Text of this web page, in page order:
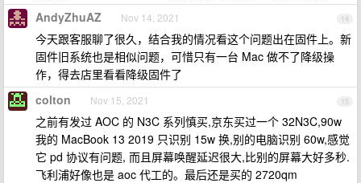
14
AndyZhuAZ Nov 14, 2021
今天跟客服聊了很久，结合我的情况看这个问题出在固件上。新
固件旧系统也是相似问题，可惜只有一台 Mac 做不了降级操
作，得去店里看看降级固件了
15
colton Nov 15, 2021
之前有发过 AOC 的 N3C 系列慎买,京东买过一个 32N3C,90w
我的 MacBook 13 2019 只识别 15w 换,别的电脑识别 60w,感觉
它 pd 协议有问题, 而且屏幕唤醒延迟很大,比别的屏幕大好多秒.
飞利浦好像也是 aoc 代工的。最后还是买的 2720qm